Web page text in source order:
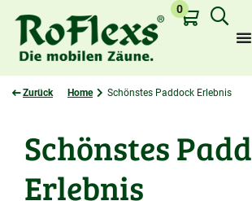
0
Zuletzt angesehen:
Zurück Home Schönstes Paddock Erlebnis
Schönstes
Erlebnis